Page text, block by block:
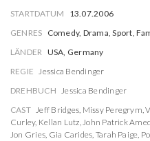
STARTDATUM
13.07.2006
GENRES Comedy, Drama, Sport,
LÄNDER USA, Germany
REGIE Jessica Bendinger
DREHBUCH Jessica Bendinger
CAST Jeff Bridges, Missy Peregrym,
Curley, Kellan Lutz,John Patrick
Jon Gries, Gia Carides, Tarah Paige,